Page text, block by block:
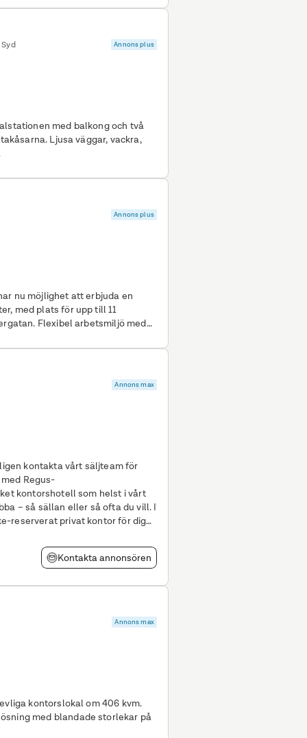
Annons plus
med balkong och två
Ljusa väggar, vackra,
Annons plus
nu möjlighet att erbjuda en
med plats för upp till 11
Flexibel arbetsmiljö med
lounge och ett konferensrum
Annons max
kontakta vårt säljteam för
kontorshotell som helst i vårt
– så sällan eller så ofta du vill. I
Kontakta annonsören
Annons max
kontorslokal om 406 kvm.
med blandade storlekar på